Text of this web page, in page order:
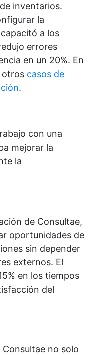
inventarios.
la
a los
errores
en un 20%. En
otros casos de
.
con una
mejorar la
la
de Consultae,
oportunidades de
sin depender
externos. El
en los tiempos
del
no solo